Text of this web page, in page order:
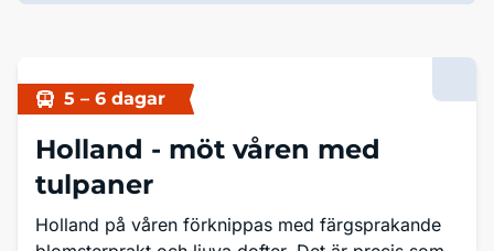
5 – 6 dagar
Holland - möt våren med
tulpaner
Holland på våren förknippas med färgsprakande